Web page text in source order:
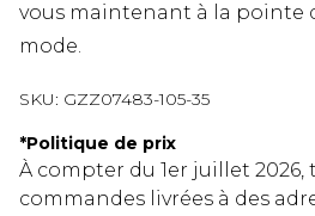
vous maintenant à la pointe
mode.
SKU: GZZ07483-105-35
*Politique de prix
À compter du 1er juillet 2026,
commandes livrées à des